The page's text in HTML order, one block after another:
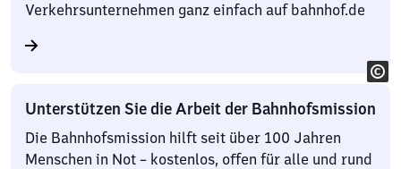
Verkehrsunternehmen ganz einfach auf bahnhof.de
Unterstützen Sie die Arbeit der Bahnhofsmission
Die Bahnhofsmission hilft seit über 100 Jahren
Menschen in Not – kostenlos, offen für alle und rund